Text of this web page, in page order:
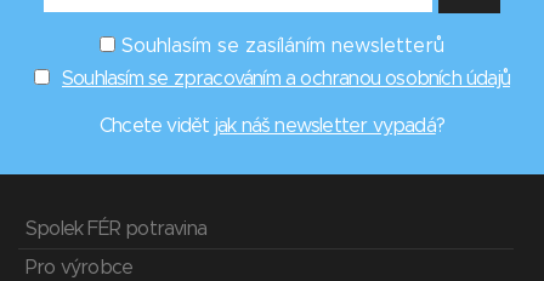
Souhlasím se zasíláním newsletterů
Souhlasím se zpracováním a ochranou osobních údajů
Chcete vidět jak náš newsletter vypadá?
Spolek FÉR potravina
Pro výrobce